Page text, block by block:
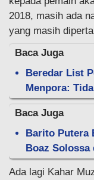
2018, masih ada
yang masih
Baca Juga
Beredar List
Menpora:
Baca Juga
Barito Putera
Boaz Solossa
Ada lagi Kahar